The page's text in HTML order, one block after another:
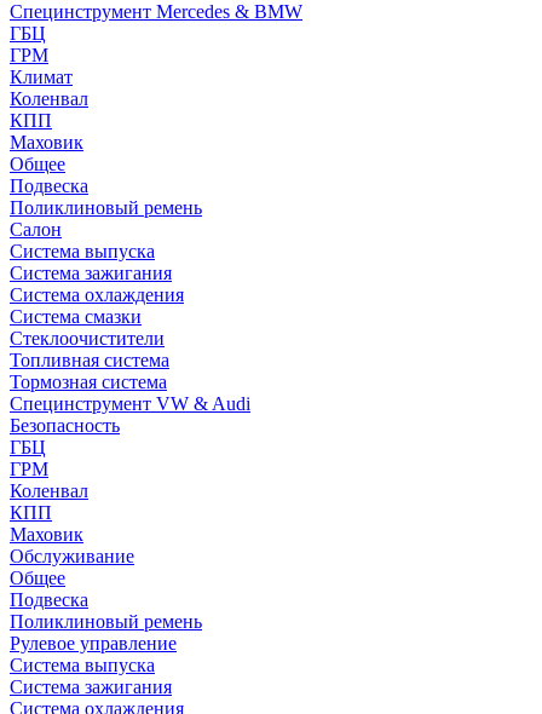
Специнструмент Mercedes & BMW
ГБЦ
ГРМ
Климат
Коленвал
КПП
Маховик
Общее
Подвеска
Поликлиновый ремень
Салон
Система выпуска
Система зажигания
Система охлаждения
Система смазки
Стеклоочистители
Топливная система
Тормозная система
Специнструмент VW & Audi
Безопасность
ГБЦ
ГРМ
Коленвал
КПП
Маховик
Обслуживание
Общее
Подвеска
Поликлиновый ремень
Рулевое управление
Система выпуска
Система зажигания
Система охлаждения